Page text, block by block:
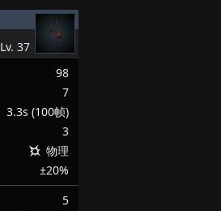
Lv. 37
98
7
3.3s (100帧)
3
物理
±20%
5